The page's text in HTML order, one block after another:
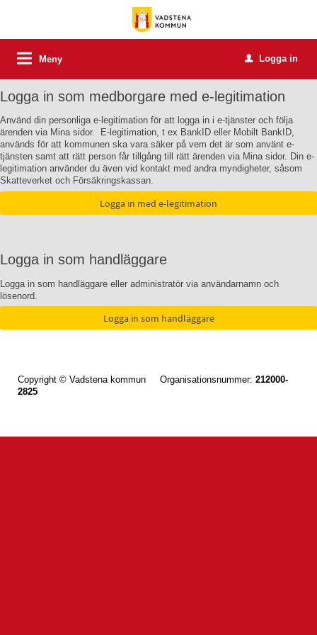
Meny u Logga in
Logga in som medborgare med e-legitimation
Använd din personliga e-legitimation för att logga in i e-tjänster och följa
ärenden via Mina sidor. E-legitimation, t ex BankID eller Mobilt BankID,
används för att kommunen ska vara säker på vem det är som använt e-
tjänsten samt att rätt person får tillgång till rätt ärenden via Mina sidor. Din e-
legitimation använder du även vid kontakt med andra myndigheter, såsom
Skatteverket och Försäkringskassan.
Logga in som handläggare
Logga in som handläggare eller administratör via användarnamn och
lösenord.
Copyright © Vadstena kommun Organisationsnummer: 212000-
2825